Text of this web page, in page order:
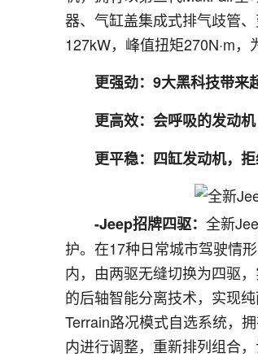
器、气缸盖集成式排气歧管
127kW，峰值扭矩270N·m
更强劲：9大黑科技带来
更高效：会呼吸的发动
更平稳：四缸发动机，
-Jeep招牌四驱： 全新
护。在17种日常城市驾驶情
内，由两驱无缝切换为四驱
的后轴智能分离技术，实现
Terrain路况模式自选系统，
内进行调整，重新排列组合